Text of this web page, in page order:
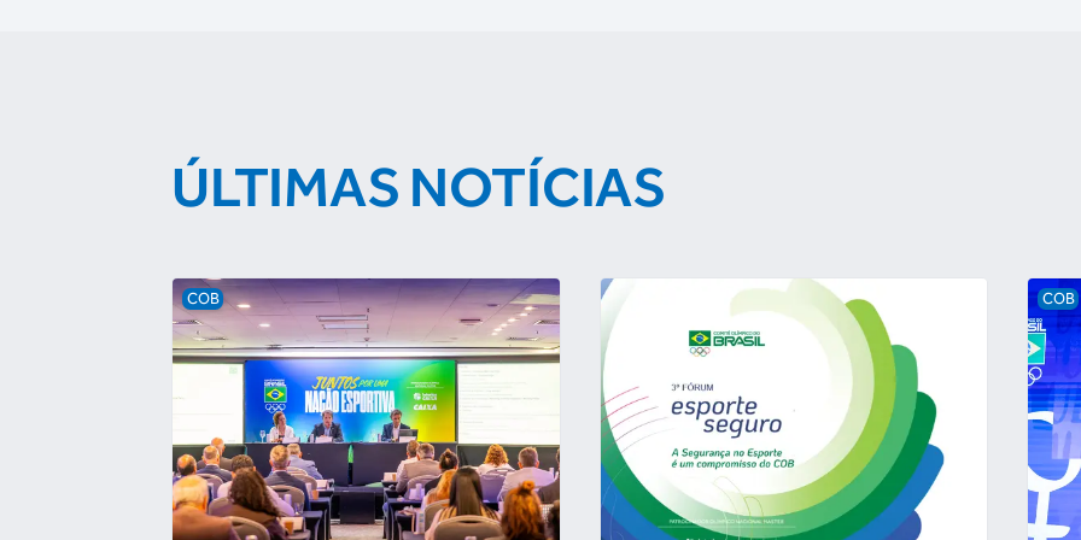
ÚLTIMAS NOTÍCIAS
COB COB